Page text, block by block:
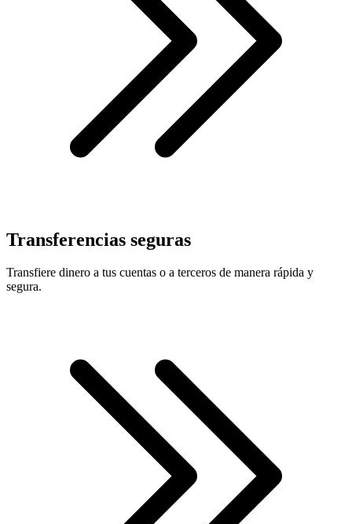
Transferencias seguras
Transfiere dinero a tus cuentas o a terceros de manera rápida y
segura.